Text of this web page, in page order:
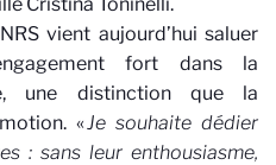
vient aujourd’hui saluer
fort dans la
une distinction que la
«Je souhaite dédier
: sans leur enthousiasme,